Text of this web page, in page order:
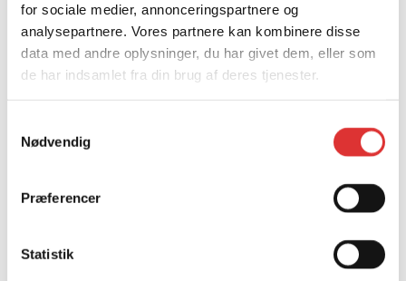
for sociale medier, annonceringspartnere og
analysepartnere. Vores partnere kan kombinere disse
data med andre oplysninger, du har givet dem, eller som
de har indsamlet fra din brug af deres tjenester.
Nødvendig
Præferencer
Statistik
468,75kr.